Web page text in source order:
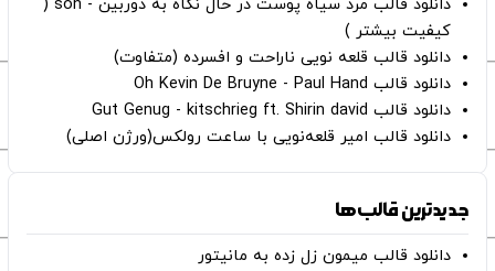
دانلود قالب مرد سیاه پوست در حال نگاه به دوربین - son (
کیفیت بیشتر )
دانلود قالب قلعه نویی ناراحت و افسرده (متفاوت)
دانلود قالب Oh Kevin De Bruyne - Paul Hand
دانلود قالب Gut Genug - kitschrieg ft. Shirin david
دانلود قالب امیر قلعه‌نویی با ساعت رولکس(ورژن اصلی)
جدیدترین قالب‌ها
دانلود قالب میمون زل زده به مانیتور